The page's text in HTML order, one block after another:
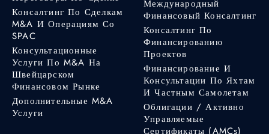
Консалтинг По Сделкам
M&A И Операциям Со
SPAC
Консультационные
Услуги По M&A На
Швейцарском
Финансовом Рынке
Дополнительные M&A
Услуги
Международный
Финансовый Консалтинг
Консалтинг По
Финансированию
Проектов
Финансирование И
Консультации По Яхтам
И Частным Самолетам
Облигации / Активно
Управляемые
Сертификаты (AMCs)